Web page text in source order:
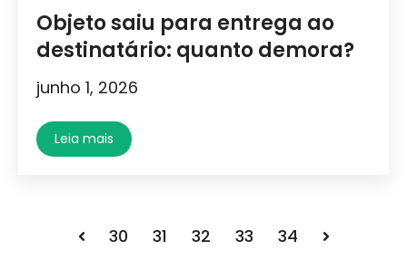
Objeto saiu para entrega ao
destinatário: quanto demora?
junho 1, 2026
Leia mais
Voltar
30 31 32 33 34 Próximo